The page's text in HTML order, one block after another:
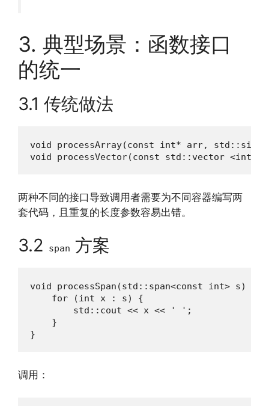
3. 典型场景：函数接口
的统一
3.1 传统做法
void processArray(const int* arr,
void processVector(const std::vector <int>&
两种不同的接口导致调用者需要为不同容器编写两
套代码，且重复的长度参数容易出错。
3.2 span 方案
void processSpan(std::span<const int> s) {
    for (int x : s) {
        std::cout << x << ' ';
    }
}
调用：